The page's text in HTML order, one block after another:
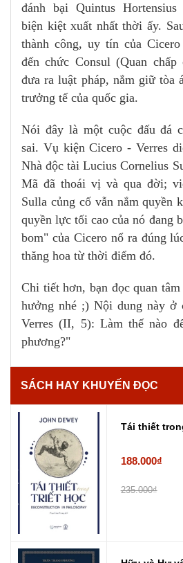
đánh bại Quintus
biện kiệt xuất nhất thời ấy.
thành công, uy tín của
đến chức Consul (Quan
đưa ra luật pháp, nắm giữ tòa
trưởng tế của quốc gia.
Nói đây là một cuộc đấu đá
sai. Vụ kiện Cicero - Verres
Nhà độc tài Lucius Cornelius
Mã đã thoái vị và qua đời;
Sulla củng cố vẫn nắm quyền
quyền lực tối cao của nó đang
bom" của Cicero nổ ra đúng
thăng hoa từ thời điểm đó.
Chi tiết hơn, bạn đọc quan tâm
hưởng nhé ;) Nội dung này ở
Verres (II, 5): Làm thế nào
phương?"
SÁCH HAY KHUYẾN ĐỌC
Tái thiết
188.000₫
235.000₫